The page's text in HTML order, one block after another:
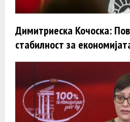
Димитриеска Кочоска:
стабилност за